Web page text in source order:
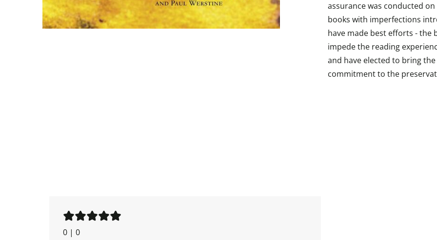
assurance was conducted
books with imperfections
have made best efforts - the
impede the reading
and have elected to bring
commitment to the
0 | 0